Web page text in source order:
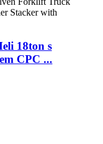
18ton s
CPC ...